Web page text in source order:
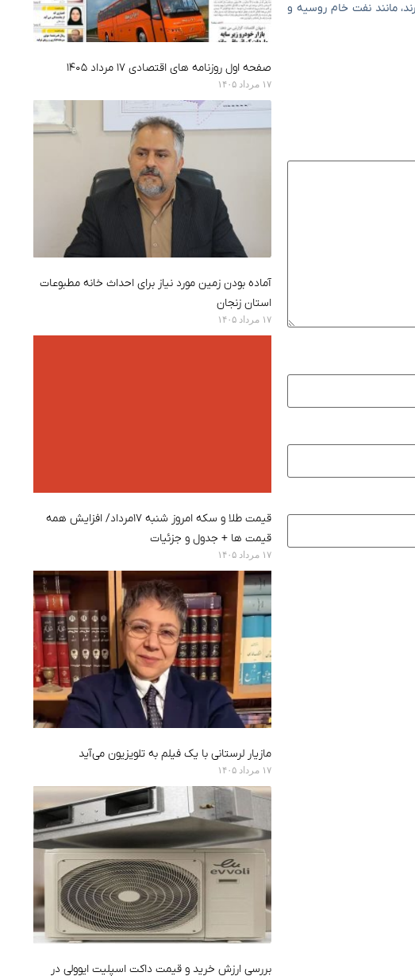
مانند نفت خام روسیه و
صفحه اول روزنامه های اقتصادی ۱۷ مرداد ۱۴۰۵
۱۷ مرداد ۱۴۰۵
آماده بودن زمین مورد نیاز برای احداث خانه مطبوعات
استان زنجان
۱۷ مرداد ۱۴۰۵
قیمت طلا و سکه امروز شنبه ۱۷مرداد/ افزایش همه
قیمت ها + جدول و جزئیات
۱۷ مرداد ۱۴۰۵
مازیار لرستانی با یک فیلم به تلویزیون می‌آید
۱۷ مرداد ۱۴۰۵
بررسی ارزش خرید و قیمت داکت اسپلیت ایوولی در